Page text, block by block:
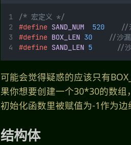
/* 宏定义 */
#define SAND_NUM 520
//
#define BOX_LEN 30
//沙
#define SAND_LEN 5
//
可能会觉得疑惑的应该只有
果你想要创建一个30*30的数
初始化函数里被赋值为-1作为边
结构体